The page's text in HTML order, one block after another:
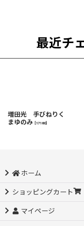
最近チ
増田光 手びねりく
まゆのみ
17180]
ホーム
ショッピングカート
マイページ